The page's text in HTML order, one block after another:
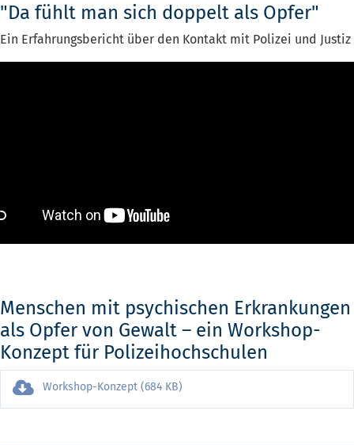
"Da fühlt man sich doppelt als Opfer"
Ein Erfahrungsbericht über den Kontakt mit Polizei und Justiz
Menschen mit psychischen Erkrankungen
als Opfer von Gewalt – ein Workshop-
Konzept für Polizeihochschulen
Workshop-Konzept (684 KB)